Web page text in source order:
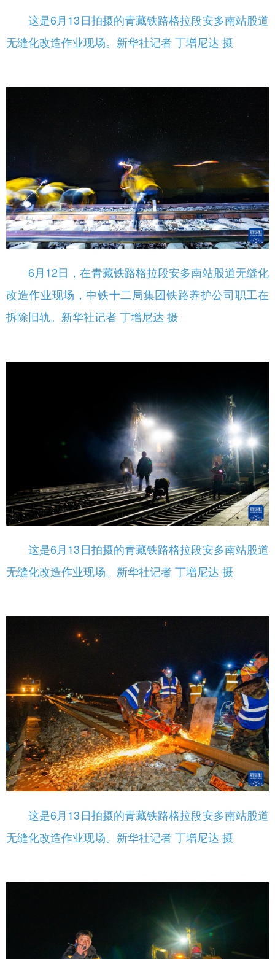
这是6月13日拍摄的青藏铁路格拉段安多南站股道
无缝化改造作业现场。新华社记者 丁增尼达 摄
6月12日，在青藏铁路格拉段安多南站股道无缝化
改造作业现场，中铁十二局集团铁路养护公司职工在
拆除旧轨。新华社记者 丁增尼达 摄
这是6月13日拍摄的青藏铁路格拉段安多南站股道
无缝化改造作业现场。新华社记者 丁增尼达 摄
这是6月13日拍摄的青藏铁路格拉段安多南站股道
无缝化改造作业现场。新华社记者 丁增尼达 摄